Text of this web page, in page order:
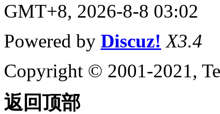
（ActiveX）
AutoCAD 2012 API 历
（ActiveX）
AutoCAD 2011 API 历
（ActiveX）
AutoCAD 2010 API 历
GMT+8, 2026-8-8 03:02
Powered by Discuz! X3.4
Copyright © 2001-2021,
返回顶部